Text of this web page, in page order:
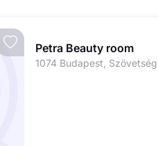
Petra Beauty room
1074 Budapest, Szövetség